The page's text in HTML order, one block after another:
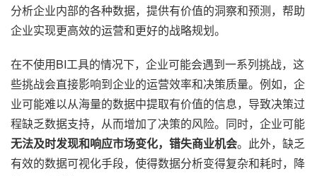
分析企业内部的各种数据，提供有价值的洞察和预测，帮助
企业实现更高效的运营和更好的战略规划。
在不使用BI工具的情况下，企业可能会遇到一系列挑战，这
些挑战会直接影响到企业的运营效率和决策质量。例如，企
业可能难以从海量的数据中提取有价值的信息，导致决策过
程缺乏数据支持，从而增加了决策的风险。同时，企业可能
无法及时发现和响应市场变化，错失商业机会。此外，缺乏
有效的数据可视化手段，使得数据分析变得复杂和耗时，降